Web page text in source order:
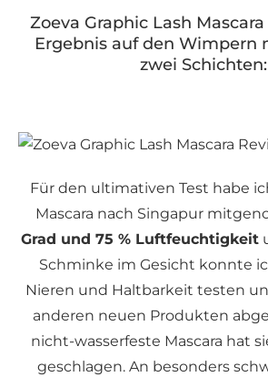
Zoeva Graphic Lash
Ergebnis auf den Wimpern
zwei Schichten:
Für den ultimativen Test habe
Mascara nach Singapur
Grad und 75 % Luftfeuchtigkeit
Schminke im Gesicht konnte
Nieren und Haltbarkeit testen
anderen neuen Produkten
nicht-wasserfeste Mascara hat
geschlagen. An besonders